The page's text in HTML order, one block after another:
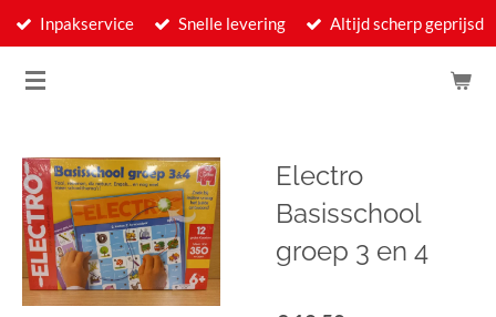
Ga
naar
Inpakservice Snelle levering Altijd scherp geprijsd
Electro
Basisschool
groep 3 en 4